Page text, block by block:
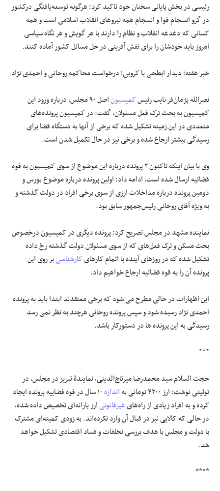
رئیسی در بخش پایانی سخنان خود تاکید کرد: هرگونه توسعه‌یافتگی درکشور
در گرو انسجام قوا و انسجام همه نیروهای انقلاب اسلامی است و همه
کسانی که دغدغه انقلاب و نظام را دارند با هر گویش و هر نگاه سیاسی
امروز باید خودشان را برای نقش آفرینی در حل مسائل کشور آماده کنند.
خبر هفته؛ دیدار ابطحی با کروبی؛ درخواست محاکمه روحانی و احمدی نژاد
نصرالله پژمان‌فر نایب رئیسکمیسیون
اصل ۹۰ مجلس، درباره ورود این
کمیسیون به بحث ترک فعل مسئولان، گفت: در کمیسیون پرونده‌های
متعددی در این زمینه تشکیل شده که برخی از آنها به دستگاه قضا برای
رسیدگی بیشتر ارجاع شده و برخی نیز در حال تکمیل شدن است.
وی با بیان اینکه تاکنون ۲ پرونده درباره این موضوع از سوی کمیسیون به قوه
قضائیه ارسال شده است، ادامه داد: اولین پرونده درباره موضوع بورس و
دومین پرونده درباره مداخلات ارزی از سوی برخی افراد در دولت گذشته و
به ویژه آقای روحانی رئیس‌جمهور سابق بود.
نماینده مشهد در مجلس تصریح کرد: پرونده دیگری در کمیسیون درخصوص
بحث مسکن و ترک‌ فعل‌های که از سوی مسئولان دولت گذشته رخ داده
تشکیل شده که در روزهای آینده با اتمام کارهایکارشناسیبر روی این
پرونده آن را به قوه قضائیه ارجاع خواهیم داد.
این اظهارات در حالی مطرح می شود که برخی معتقدند ابتدا باید به پرونده
احمدی نژاد رسیده شود و سپس پرونده روحانی هرچند به نظر نمی رسد
رسیدگی به این پرونده ها در دستورکار باشد.
***
حجت السلام سید محمدرضا میرتاج‌الدینی، نمایندۀ تبریز در مجلس، در
توئیتی نوشت: ارز ۴۲۰۰ تومانی به
اندازه
۱۰ سال در قوه قضاییه پرونده ایجاد
کرده و به افراد زیادی از راه‌هایغیرقانونیارز یارانه‌ای تخصیص داده شده،
در حالی که کالایی نیز در قبال آن وارد نکرده‌اند. به زودی کمیته‌ای مشترک
با دولت و مجلس با هدف بررسی تخلفات و فساد اقتصادی تشکیل خواهد
شد.
****